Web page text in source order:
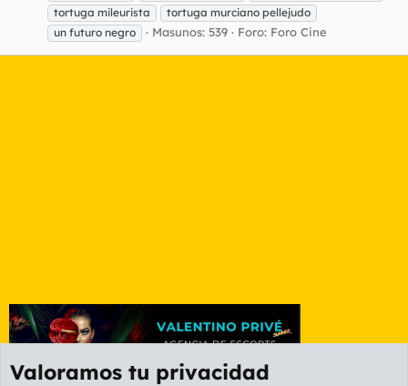
tortuga mileurista
tortuga murciano pellejudo
un futuro negro
Masunos: 539 Foro: Foro Cine
Valoramos tu privacidad